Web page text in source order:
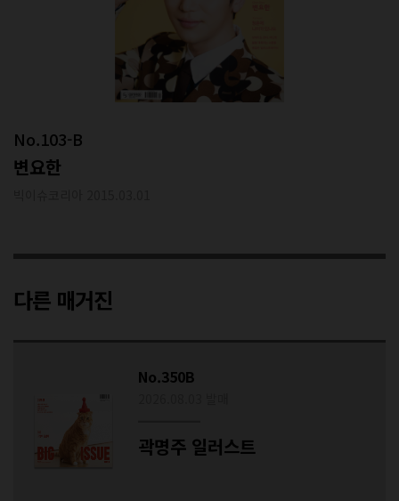
No.103-B
변요한
다른 매거진
No.350B
곽명주 일러스트